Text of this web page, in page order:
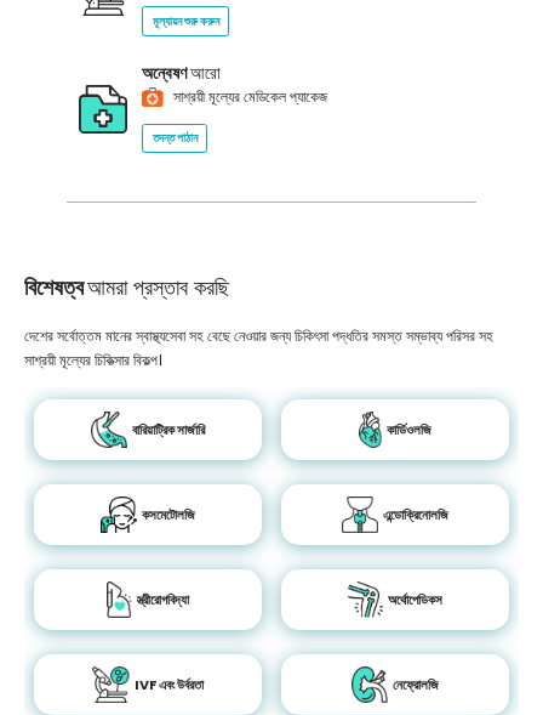
মূল্যায়ন শুরু করুন
অন্বেষণআরো
সাশ্রয়ী মূল্যের মেডিকেল প্যাকেজ
তদন্ত পাঠান
বিশেষত্বআমরা প্রস্তাব করছি
দেশের সর্বোত্তম মানের স্বাস্থ্যসেবা সহ বেছে নেওয়ার জন্য চিকিৎসা পদ্ধতির সমস্ত সম্ভাব্য পরিসর সহ
সাশ্রয়ী মূল্যের চিকিত্সার বিকল্প।
বারিয়াট্রিক সার্জারি কার্ডিওলজি
কসমেটোলজি এন্ডোক্রিনোলজি
স্ত্রীরোগবিদ্যা অর্থোপেডিকস
IVF এবং উর্বরতা নেফ্রোলজি